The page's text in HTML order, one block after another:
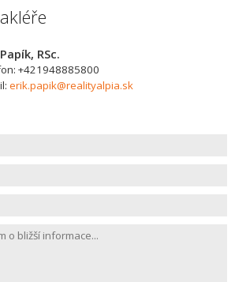
RSc.
+421948885800
erik.papik@realityalpia.sk